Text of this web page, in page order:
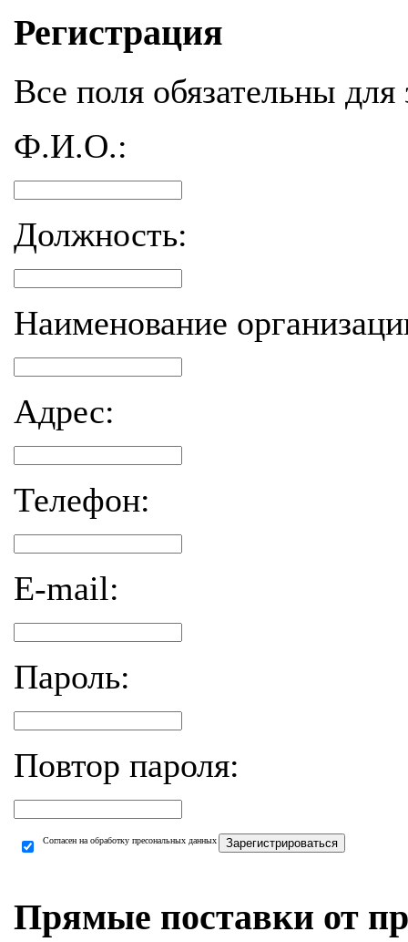
Регистрация
Все поля обязательны для
Ф.И.О.:
Должность:
Наименование
Адрес:
Телефон:
E-mail:
Пароль:
Повтор пароля:
Согласен на обработку пресональных данных Зарегистрироваться
Прямые поставки от